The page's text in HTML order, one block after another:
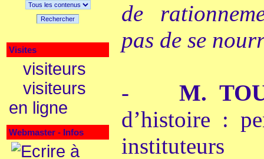
Rechercher
Visites
visiteurs
visiteurs
en ligne
Webmaster - Infos
de
pas de se
-M.
d’histoire :
instituteurs